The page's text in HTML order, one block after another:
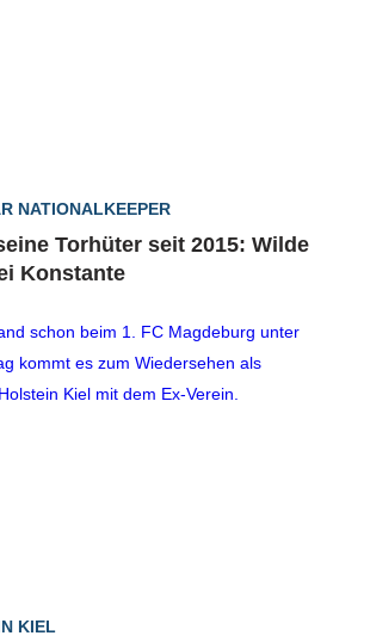
NATIONALKEEPER
Torhüter seit 2015: Wilde
Konstante
KIEL